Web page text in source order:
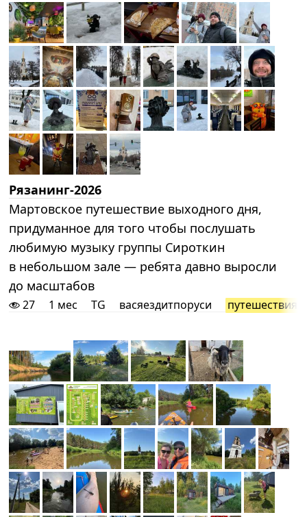
Рязанинг-2026
Мартовское путешествие выходного дня,
придуманное для того чтобы послушать
любимую музыку группы Сироткин
в небольшом зале — ребята давно выросли
до масштабов
27 1 мес TG васяездитпоруси путешествия